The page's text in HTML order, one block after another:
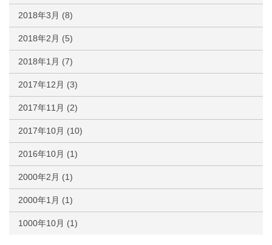
2018年3月 (8)
2018年2月 (5)
2018年1月 (7)
2017年12月 (3)
2017年11月 (2)
2017年10月 (10)
2016年10月 (1)
2000年2月 (1)
2000年1月 (1)
1000年10月 (1)